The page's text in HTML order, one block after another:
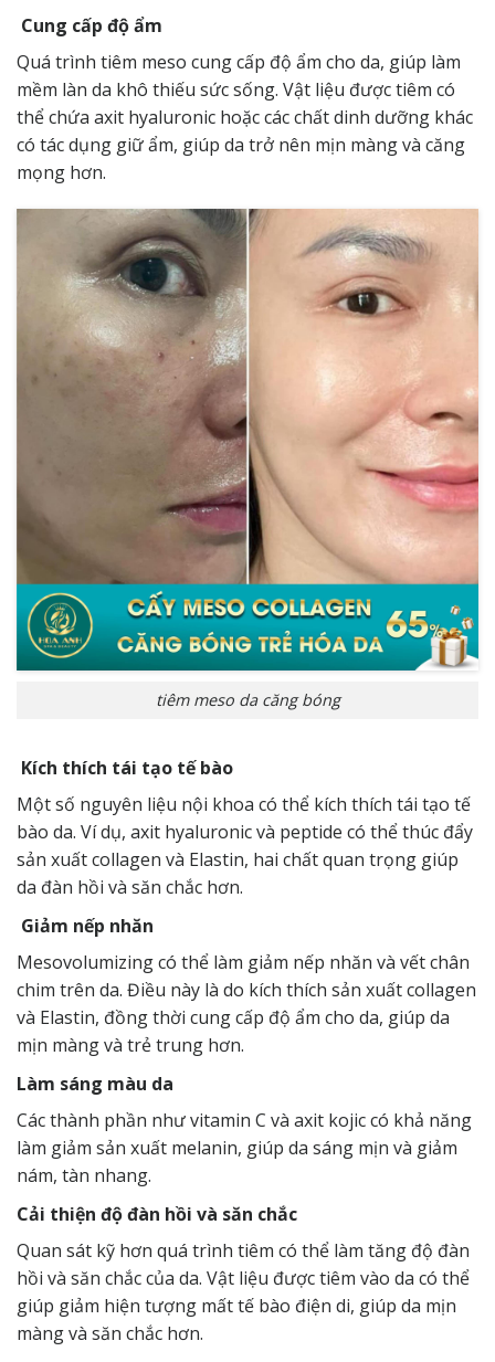
Cung cấp độ ẩm
Quá trình tiêm meso cung cấp độ ẩm cho da, giúp làm
mềm làn da khô thiếu sức sống. Vật liệu được tiêm có
thể chứa axit hyaluronic hoặc các chất dinh dưỡng khác
có tác dụng giữ ẩm, giúp da trở nên mịn màng và căng
mọng hơn.
tiêm meso da căng bóng
Kích thích tái tạo tế bào
Một số nguyên liệu nội khoa có thể kích thích tái tạo tế
bào da. Ví dụ, axit hyaluronic và peptide có thể thúc đẩy
sản xuất collagen và Elastin, hai chất quan trọng giúp
da đàn hồi và săn chắc hơn.
Giảm nếp nhăn
Mesovolumizing có thể làm giảm nếp nhăn và vết chân
chim trên da. Điều này là do kích thích sản xuất collagen
và Elastin, đồng thời cung cấp độ ẩm cho da, giúp da
mịn màng và trẻ trung hơn.
Làm sáng màu da
Các thành phần như vitamin C và axit kojic có khả năng
làm giảm sản xuất melanin, giúp da sáng mịn và giảm
nám, tàn nhang.
Cải thiện độ đàn hồi và săn chắc
Quan sát kỹ hơn quá trình tiêm có thể làm tăng độ đàn
hồi và săn chắc của da. Vật liệu được tiêm vào da có thể
giúp giảm hiện tượng mất tế bào điện di, giúp da mịn
màng và săn chắc hơn.